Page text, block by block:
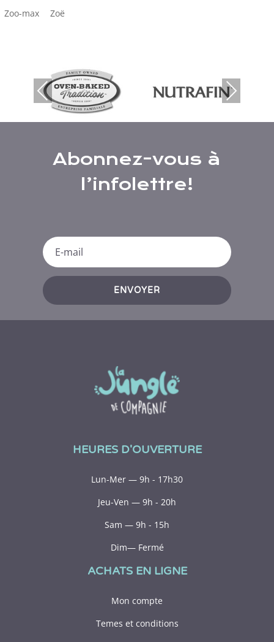
Zoo-max
Zoë
Previous Next
Abonnez-vous à
l’infolettre!
ENVOYER
HEURES D'OUVERTURE
Lun-Mer — 9h - 17h30
Jeu-Ven — 9h - 20h
Sam — 9h - 15h
Dim— Fermé
ACHATS EN LIGNE
Mon compte
Temes et conditions